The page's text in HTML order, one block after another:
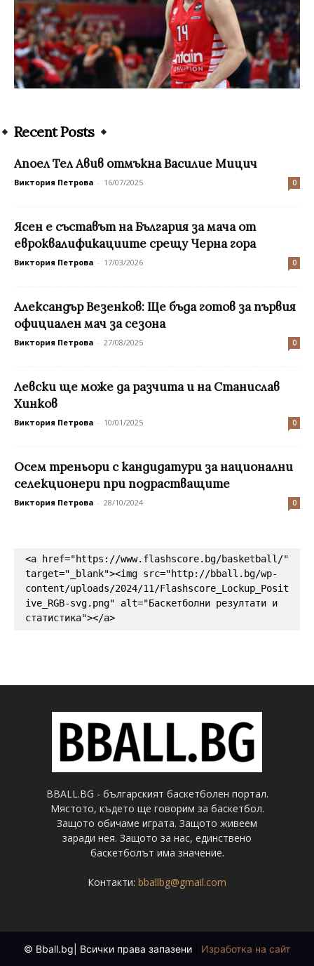
Recent Posts
Aпоел Тел Авив отмъкна Василие Мицич
Виктория Петрова - 16/07/2025 0
Ясен е съставът на България за мача от
евроквалификациите срещу Черна гора
Виктория Петрова - 17/03/2026 0
Александър Везенков: Ще бъда готов за първия
официален мач за сезона
Виктория Петрова - 27/08/2025 0
Левски ще може да разчита и на Станислав
Хинков
Виктория Петрова - 10/01/2025 0
Осем треньори с кандидатури за национални
селекционери при подрастващите
Виктория Петрова - 28/10/2024 0
<a href="https://www.flashscore.bg/basketball/"
target="_blank"><img src="http://bball.bg/wp-
content/uploads/2024/11/Flashscore_Lockup_Posit
ive_RGB-svg.png" alt="Баскетболни резултати и
статистика"></a>
BBALL.BG - българският баскетболен портал.
Мястото, където ще говорим за баскетбол.
Защото обичаме играта. Защото живеем
заради нея. Защото за нас, единствено
баскетболът има значение.
Контакти: bballbg@gmail.com
© Bball.bg| Всички права запазени Изработка на сайт